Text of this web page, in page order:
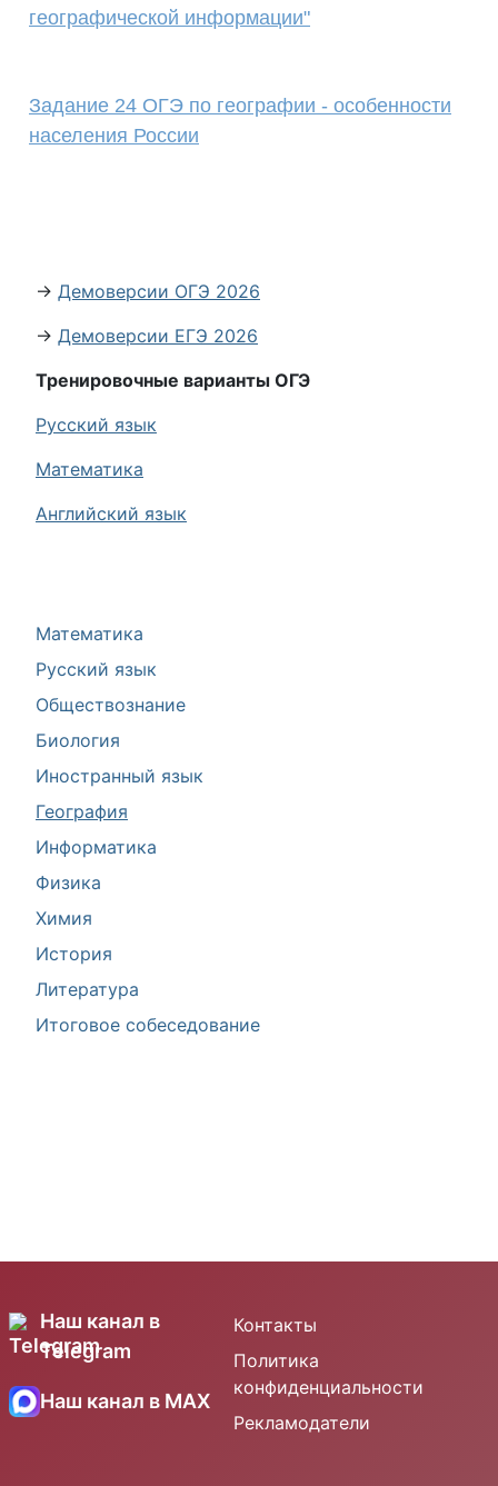
Математика
Русский язык
Обществознание
Биология
Иностранный язык
География
Информатика
Физика
Химия
История
Литература
Итоговое собеседование
географической информации"
Задание 24 ОГЭ по географии - особенности
населения России
→ Демоверсии ОГЭ 2026
→ Демоверсии ЕГЭ 2026
Тренировочные варианты ОГЭ
Русский язык
Математика
Английский язык
Наш канал в
Telegram
Наш канал в MAX
Контакты
Политика
конфиденциальности
Рекламодатели